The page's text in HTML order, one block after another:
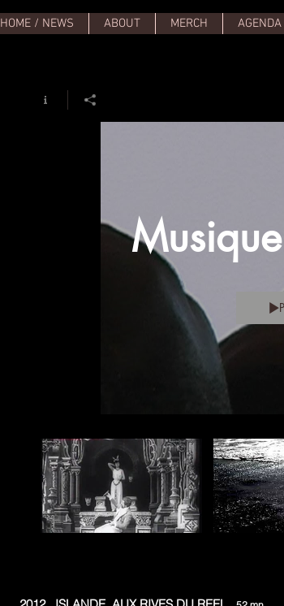
HOME / NEWS ABOUT MERCH AGENDA